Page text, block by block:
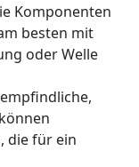
Komponenten
besten mit
oder Welle
die für ein